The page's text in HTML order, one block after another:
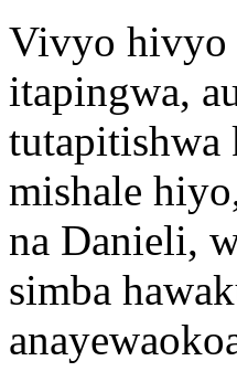
Vivyo hivyo
itapingwa,
tutapitishwa
mishale
na Danieli,
simba